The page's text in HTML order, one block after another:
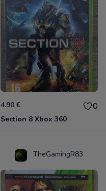
4.90 € 0
Section 8 Xbox 360
TheGamingR83